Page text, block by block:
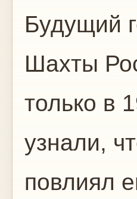
Будущий
Шахты
только в
узнали,
повлиял